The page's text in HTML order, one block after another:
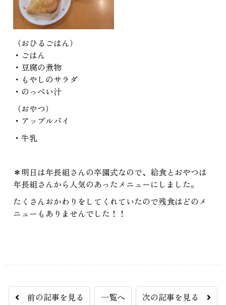
（おひるごはん）
・ごはん
・豆腐の煮物
・もやしのサラダ
・のっぺい汁
（おやつ）
・アップルパイ
・牛乳
＊明日は年長組さんの卒園式なので、給食とおやつは
年長組さんから人気のあったメニューにしました。
たくさんおかわりをしてくれていたので残食はどのメ
ニューもありませんでした！！
前の記事を見る 一覧へ 次の記事を見る